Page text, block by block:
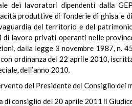
dei lavoratori dipendenti dalla
produttive di fonderie di ghisa e
del territorio e del
di lavoro privati operanti nelle
dalla legge 3 novembre 1987, n.
ordinanza del 22 aprile 2010,
dell’anno 2010.
del Presidente del Consiglio dei
di consiglio del 20 aprile 2011 il